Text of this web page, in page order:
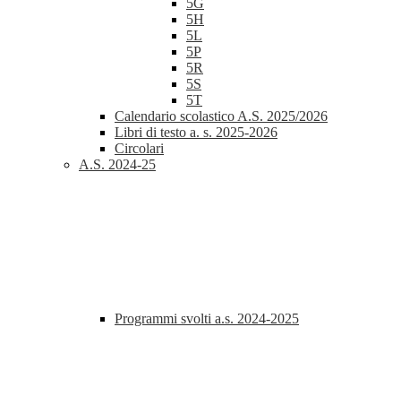
5G
5H
5L
5P
5R
5S
5T
Calendario scolastico A.S. 2025/2026
Libri di testo a. s. 2025-2026
Circolari
A.S. 2024-25
Programmi svolti a.s. 2024-2025